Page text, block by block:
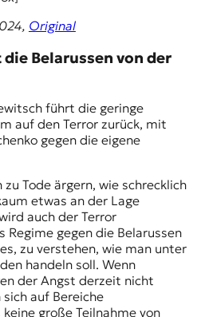
Original
Belarussen von der
führt die geringe
auf den Terror zurück, mit
gegen die eigene
Tode ärgern, wie schrecklich
etwas an der Lage
auch der Terror
Regime gegen die Belarussen
zu verstehen, wie man unter
handeln soll. Wenn
der Angst derzeit nicht
auf Bereiche
große Teilnahme von